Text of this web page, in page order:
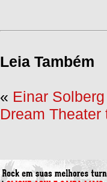
Leia Também
« Einar
Dream